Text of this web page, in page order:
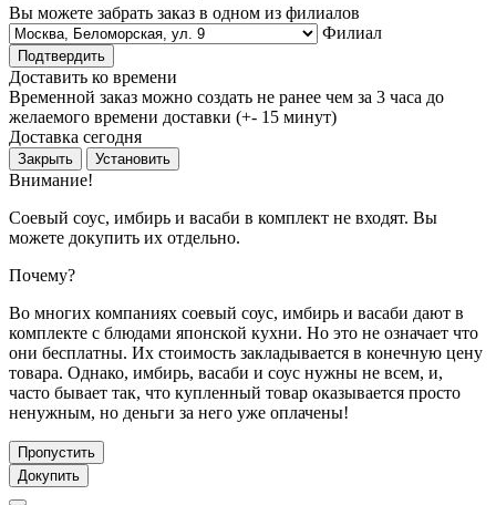
Вы можете забрать заказ в одном из филиалов
Филиал
Подтвердить
Доставить ко времени
Временной заказ можно создать не ранее чем за 3 часа до
желаемого времени доставки (+- 15 минут)
Доставка сегодня
Закрыть Установить
Внимание!
Соевый соус, имбирь и васаби в комплект не входят. Вы
можете докупить их отдельно.
Почему?
Во многих компаниях соевый соус, имбирь и васаби дают в
комплекте с блюдами японской кухни. Но это не означает что
они бесплатны. Их стоимость закладывается в конечную цену
товара. Однако, имбирь, васаби и соус нужны не всем, и,
часто бывает так, что купленный товар оказывается просто
ненужным, но деньги за него уже оплачены!
Пропустить
Докупить